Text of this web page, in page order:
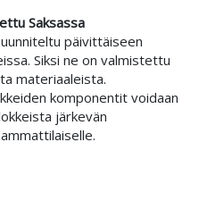
Saksassa
päivittäiseen
Siksi ne on valmistettu
materiaaleista.
komponentit voidaan
järkevän